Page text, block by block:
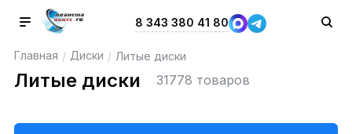
8 343 380 41 80
Главная / Диски / Литые диски
Литые диски 31778 товаров